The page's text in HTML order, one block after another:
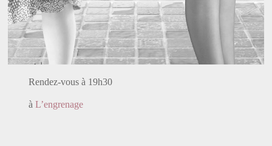
Rendez-vous à 19h30
àL’engrenage